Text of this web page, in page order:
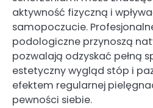
aktywność fizyczną i
samopoczucie.
podologiczne przynoszą
pozwalają odzyskać pełną
estetyczny wygląd stóp i
efektem regularnej
pewności siebie.